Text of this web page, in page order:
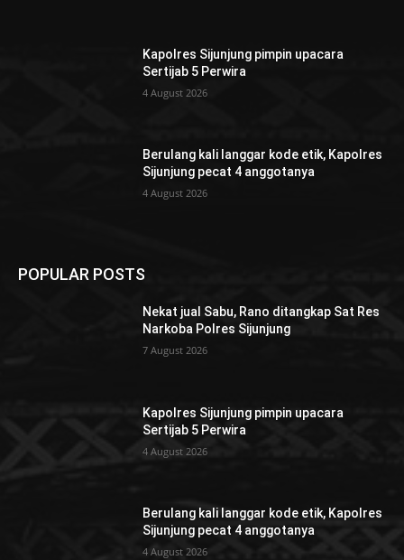
Kapolres Sijunjung pimpin upacara
Sertijab 5 Perwira
4 August 2026
Berulang kali langgar kode etik, Kapolres
Sijunjung pecat 4 anggotanya
4 August 2026
POPULAR POSTS
Nekat jual Sabu, Rano ditangkap Sat Res
Narkoba Polres Sijunjung
7 August 2026
Kapolres Sijunjung pimpin upacara
Sertijab 5 Perwira
4 August 2026
Berulang kali langgar kode etik, Kapolres
Sijunjung pecat 4 anggotanya
4 August 2026